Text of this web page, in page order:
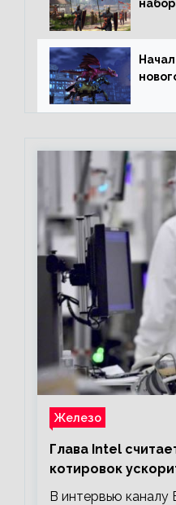
online
Железо
Глава Intel
котировок
мелких компаний
В интервью каналу